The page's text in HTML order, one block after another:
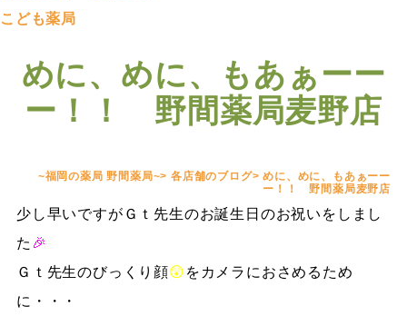
こども薬局
めに、めに、もあぁーー
ー！！ 野間薬局麦野店
~福岡の薬局 野間薬局~>各店舗のブログ>めに、めに、もあぁーー
ー！！ 野間薬局麦野店
少し早いですがＧｔ先生のお誕生日のお祝いをしまし
た 🎉
Ｇｔ先生のびっくり顔😲 をカメラにおさめるため
に・・・